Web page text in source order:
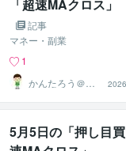
「超速MAクロス」
記事
マネー・副業
1
かんたろう＠か
んたんFX
5月5日の「押し目